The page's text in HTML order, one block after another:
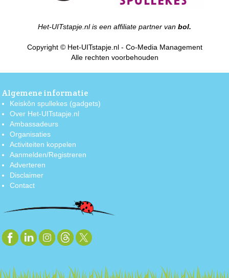
Het-UITstapje.nl is een affiliate partner van bol.
Copyright © Het-UITstapje.nl - Co-Media Management
Alle rechten voorbehouden
Algemene informatie
Keiskôn spullekes (gadgets)
Over Het-UITstapje.nl
Ambassadeurs
Organisaties
Activiteiten koppelen
Aanmelden/Registreren
Adverteren
Disclaimer
Contact